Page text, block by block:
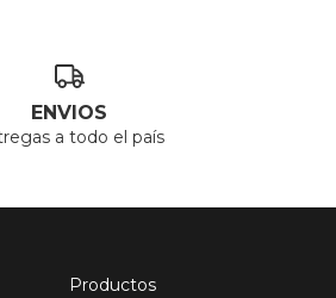
ENVIOS
a todo el país
Productos